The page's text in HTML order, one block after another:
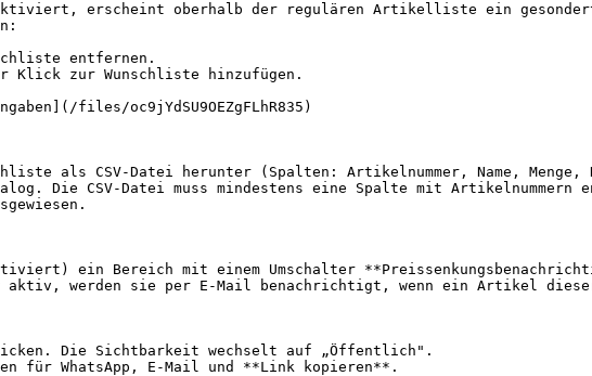
erscheint oberhalb der regulären Artikelliste ein
entfernen.
Klick zur Wunschliste hinzufügen.
files/oc9jYdSU9OEZgFLhR835)
als CSV-Datei herunter (Spalten: Artikelnummer, Name, Menge,
Die CSV-Datei muss mindestens eine Spalte mit
ein Bereich mit einem Umschalter
aktiv, werden sie per E-Mail benachrichtigt, wenn ein Artikel
Die Sichtbarkeit wechselt auf „Öffentlich".
für WhatsApp, E-Mail und **Link kopieren**.